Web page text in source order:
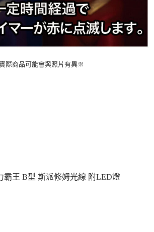
際商品可能會與照片有異※
霸王 B型 斯派修姆光線 附LED燈